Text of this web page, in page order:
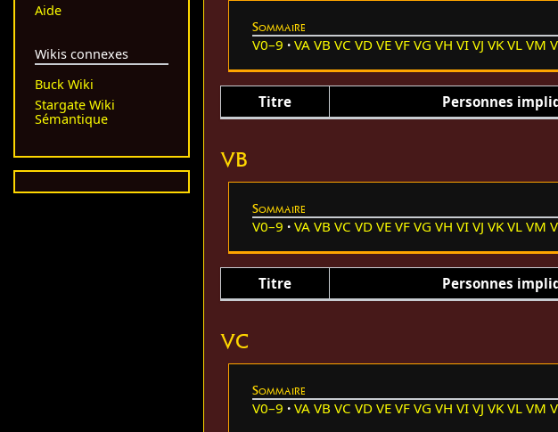
Sommaire
V0–9 VA VB VC VD VE VF VG VH VI VJ VK VL VM
Titre Personnes
VB
Sommaire
V0–9 VA VB VC VD VE VF VG VH VI VJ VK VL VM
Titre Personnes
VC
Sommaire
V0–9 VA VB VC VD VE VF VG VH VI VJ VK VL VM
Aide
Wikis connexes
Buck Wiki
Stargate Wiki
Sémantique